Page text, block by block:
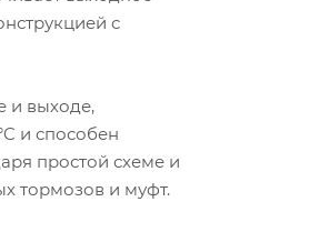
с
и выходе,
и способен
простой схеме и
тормозов и муфт.